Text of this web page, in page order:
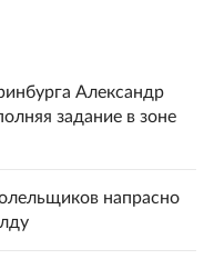
Александр
задание в зоне
напрасно